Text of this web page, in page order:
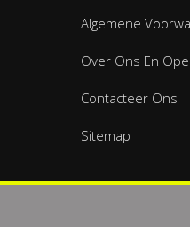
Algemene
Over Ons En
Contacteer Ons
Sitemap